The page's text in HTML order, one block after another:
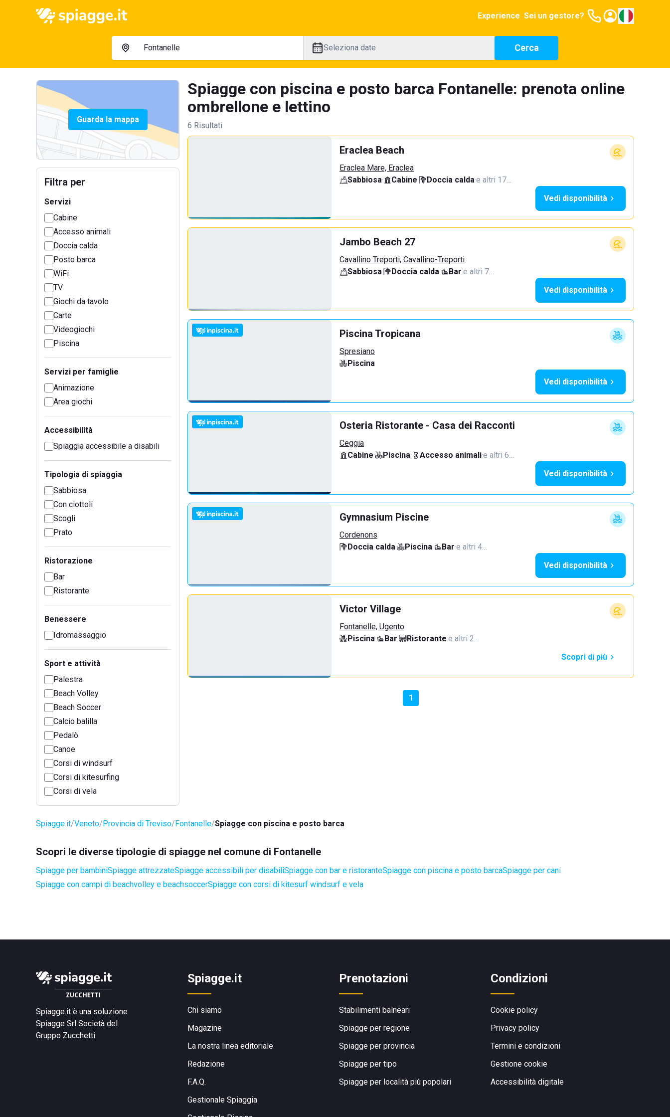
Experience Sei un gestore?
Seleziona date Cerca
Guarda la mappa
Filtra per
Servizi
Cabine
Accesso animali
Doccia calda
Posto barca
WiFi
TV
Giochi da tavolo
Carte
Videogiochi
Piscina
Servizi per famiglie
Animazione
Area giochi
Accessibilità
Spiaggia accessibile a disabili
Tipologia di spiaggia
Sabbiosa
Con ciottoli
Scogli
Prato
Ristorazione
Bar
Ristorante
Benessere
Idromassaggio
Sport e attività
Palestra
Beach Volley
Beach Soccer
Calcio balilla
Pedalò
Canoe
Corsi di windsurf
Corsi di kitesurfing
Corsi di vela
Spiagge con piscina e posto barca Fontanelle: prenota online
ombrellone e lettino
6 Risultati
Eraclea Beach
Eraclea Mare, Eraclea
Sabbiosa· Cabine· Doccia calda·e altri 17…
Vedi disponibilità
Jambo Beach 27
Cavallino Treporti, Cavallino-Treporti
Sabbiosa· Doccia calda· Bar·e altri 7…
Vedi disponibilità
Piscina Tropicana
Spresiano
Piscina
Vedi disponibilità
Osteria Ristorante - Casa dei Racconti
Ceggia
Cabine· Piscina· Accesso animali·e altri 6…
Vedi disponibilità
Gymnasium Piscine
Cordenons
Doccia calda· Piscina· Bar·e altri 4…
Vedi disponibilità
Victor Village
Fontanelle, Ugento
Piscina· Bar· Ristorante·e altri 2…
Scopri di più
1
Spiagge.it Veneto Provincia di Treviso Fontanelle Spiagge con piscina e posto barca
Scopri le diverse tipologie di spiagge nel comune di Fontanelle
Spiagge per bambiniSpiagge attrezzateSpiagge accessibili per disabiliSpiagge con bar e ristoranteSpiagge con piscina e posto barcaSpiagge per cani
Spiagge con campi di beachvolley e beachsoccerSpiagge con corsi di kitesurf windsurf e vela
Spiagge.it è una soluzione
Spiagge Srl Società del
Gruppo Zucchetti
Spiagge.it
Chi siamo
Magazine
La nostra linea editoriale
Redazione
F.A.Q.
Gestionale Spiaggia
Prenotazioni
Stabilimenti balneari
Spiagge per regione
Spiagge per provincia
Spiagge per tipo
Spiagge per località più popolari
Condizioni
Cookie policy
Privacy policy
Termini e condizioni
Gestione cookie
Accessibilità digitale